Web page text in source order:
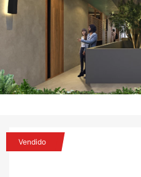
Vendido
En Taliva